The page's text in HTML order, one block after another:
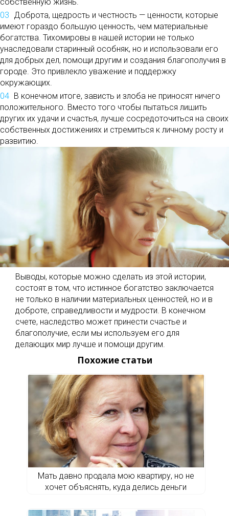
Доброта, щедрость и честность — ценности, которые
имеют гораздо большую ценность, чем материальные
богатства. Тихомировы в нашей истории не только
унаследовали старинный особняк, но и использовали его
для добрых дел, помощи другим и создания благополучия в
городе. Это привлекло уважение и поддержку
окружающих.
В конечном итоге, зависть и злоба не приносят ничего
положительного. Вместо того чтобы пытаться лишить
других их удачи и счастья, лучше сосредоточиться на своих
собственных достижениях и стремиться к личному росту и
развитию.
Выводы, которые можно сделать из этой истории,
состоят в том, что истинное богатство заключается
не только в наличии материальных ценностей, но и в
доброте, справедливости и мудрости. В конечном
счете, наследство может принести счастье и
благополучие, если мы используем его для
делающих мир лучше и помощи другим.
Похожие статьи
Мать давно продала мою квартиру, но не
хочет объяснять, куда делись деньги